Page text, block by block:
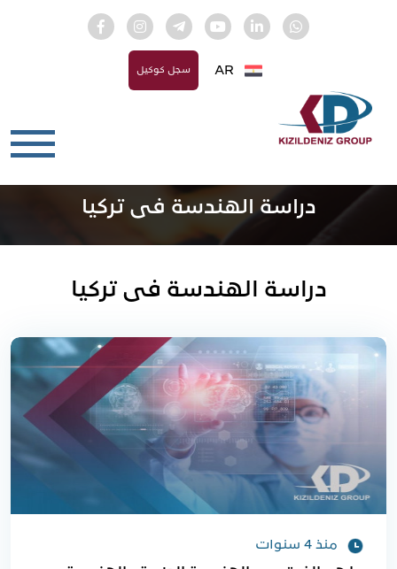
سجل كوكيل
دراسة الهندسة فى تركيا
دراسة الهندسة فى تركيا
منذ 4 سنوات